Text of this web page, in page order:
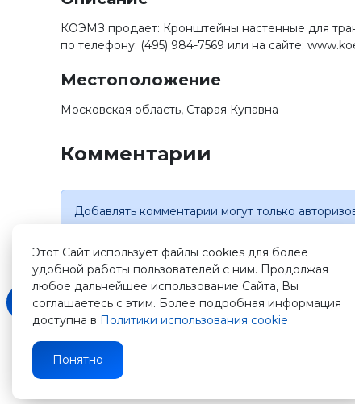
КОЭМЗ продает: Кронштейны настенные для
по телефону: (495) 984-7569 или на сайте:
Местоположение
Московская область, Старая Купавна
Комментарии
Добавлять комментарии могут только
Зарегистрируйтесь
на
сайте
Этот Сайт использует файлы cookies для более
удобной работы пользователей с ним. Продолжая
любое дальнейшее использование Сайта, Вы
соглашаетесь с этим. Более подробная информация
доступна в Политики использования cookie
Понятно